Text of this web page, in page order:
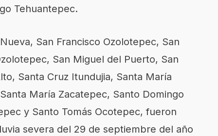
Tehuantepec.
San Francisco Ozolotepec, San
San Miguel del Puerto, San
Santa Cruz Itundujia, Santa María
María Zacatepec, Santo Domingo
y Santo Tomás Ocotepec, fueron
severa del 29 de septiembre del año